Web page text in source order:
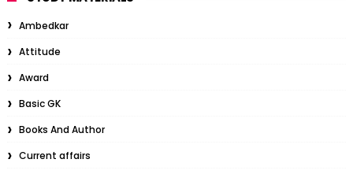
Ambedkar
Attitude
Award
Basic GK
Books And Author
Current affairs